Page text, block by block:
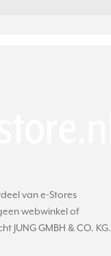
van e-Stores
webwinkel of
JUNG GMBH & CO. KG.